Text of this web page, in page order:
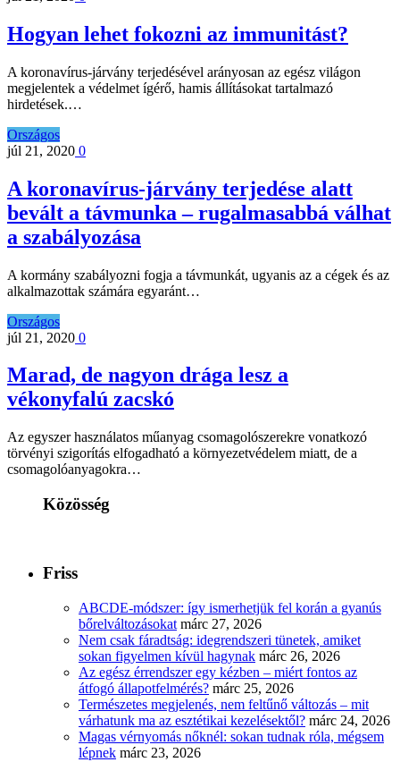
Hogyan lehet fokozni az immunitást?
A koronavírus-járvány terjedésével arányosan az egész világon
megjelentek a védelmet ígérő, hamis állításokat tartalmazó
hirdetések.…
Országos
júl 21, 2020 0
A koronavírus-járvány terjedése alatt
bevált a távmunka – rugalmasabbá válhat
a szabályozása
A kormány szabályozni fogja a távmunkát, ugyanis az a cégek és az
alkalmazottak számára egyaránt…
Országos
júl 21, 2020 0
Marad, de nagyon drága lesz a
vékonyfalú zacskó
Az egyszer használatos műanyag csomagolószerekre vonatkozó
törvényi szigorítás elfogadható a környezetvédelem miatt, de a
csomagolóanyagokra…
Közösség
Friss
ABCDE‑módszer: így ismerhetjük fel korán a gyanús
bőrelváltozásokat márc 27, 2026
Nem csak fáradtság: idegrendszeri tünetek, amiket
sokan figyelmen kívül hagynak márc 26, 2026
Az egész érrendszer egy kézben – miért fontos az
átfogó állapotfelmérés? márc 25, 2026
Természetes megjelenés, nem feltűnő változás – mit
várhatunk ma az esztétikai kezelésektől? márc 24, 2026
Magas vérnyomás nőknél: sokan tudnak róla, mégsem
lépnek márc 23, 2026